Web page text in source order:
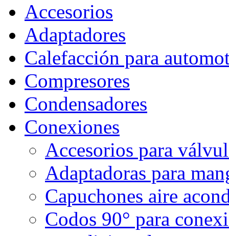
Accesorios
Adaptadores
Calefacción para
Compresores
Condensadores
Conexiones
Accesorios para
Adaptadoras para
Capuchones aire
Codos 90° para